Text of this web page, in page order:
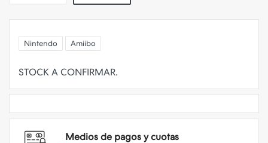
Nintendo Amiibo
Medios de pagos y cuotas